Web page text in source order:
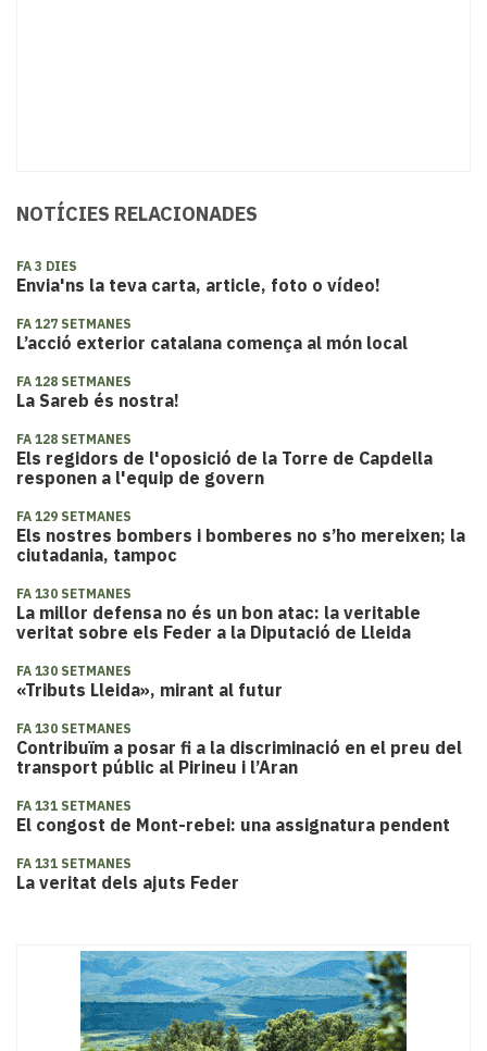
NOTÍCIES RELACIONADES
FA 3 DIES
Envia'ns la teva carta, article, foto o vídeo!
FA 127 SETMANES
L’acció exterior catalana comença al món local
FA 128 SETMANES
La Sareb és nostra!
FA 128 SETMANES
Els regidors de l'oposició de la Torre de Capdella
responen a l'equip de govern
FA 129 SETMANES
Els nostres bombers i bomberes no s’ho mereixen; la
ciutadania, tampoc
FA 130 SETMANES
La millor defensa no és un bon atac: la veritable
veritat sobre els Feder a la Diputació de Lleida
FA 130 SETMANES
«Tributs Lleida», mirant al futur
FA 130 SETMANES
Contribuïm a posar fi a la discriminació en el preu del
transport públic al Pirineu i l’Aran
FA 131 SETMANES
El congost de Mont-rebei: una assignatura pendent
FA 131 SETMANES
La veritat dels ajuts Feder